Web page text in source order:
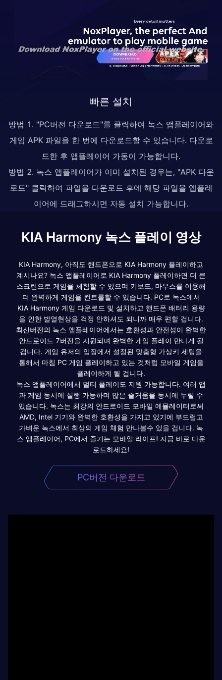
빠른 설치
방법 1. "PC버전 다운로드"를 클릭하여 녹스 앱플레이어와
게임 APK 파일을 한 번에 다운로드할 수 있습니다. 다운로
드한 후 앱플레이어 가동이 가능합니다.
방법 2. 녹스 앱플레이어가 이미 설치된 경우는, "APK 다운
로드" 클릭하여 파일을 다운로드 후에 해당 파일을 앱플레
이어에 드래그하시면 자동 설치 가능합니다.
KIA Harmony 녹스 플레이 영상
KIA Harmony, 아직도 핸드폰으로 KIA Harmony 플레이하고
계시나요? 녹스 앱플레이어로 KIA Harmony 플레이하면 더 큰
스크린으로 게임을 체험할 수 있으며 키보드, 마우스를 이용해
더 완벽하게 게임을 컨트롤할 수 있습니다. PC로 녹스에서
KIA Harmony 게임 다운로드 및 설치하고 핸드폰 배터리 용량
을 인한 발열현상을 걱정 안하셔도 되니까 매우 편할 겁니다.
최신버전의 녹스 앱플레이어에서는 호환성과 안전성이 완벽한
안드로이드 7버전을 지원되며 완벽한 게임 플레이 만나게 될
겁니다. 게임 유저의 입장에서 설정된 맞춤형 가상키 세팅을
통해서 마침 PC 게임 플레이하고 있는 것처럼 모바일 게임을
플레이하게 될 겁니다.
녹스 앱플레이어에서 멀티 플레이도 지원 가능합니다. 여러 앱
과 게임 동시에 실행 가능하며 많은 즐거움을 동시에 누릴 수
있습니다. 녹스는 최강의 안드로이드 모바일 에뮬레이터로써
AMD, Intel 기기와 완벽한 호환성을 가지고 있기에 부드럽고
가벼운 녹스에서 최상의 게임 체험 만나볼수 있을 겁니다. 녹
스 앱플레이어, PC에서 즐기는 모바일 라이프! 지금 바로 다운
로드하세요!
PC버전 다운로드